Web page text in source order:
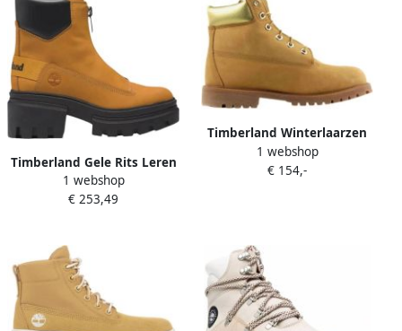
Timberland Gele Rits Leren
Laars Everleigh Multicolor
Dames
1 webshop
€ 253,49
Timberland Winterlaarzen
Bruin Dames
1 webshop
€ 154,-